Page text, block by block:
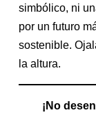
simbólico, ni
por un futuro
sostenible.
la altura.
¡No